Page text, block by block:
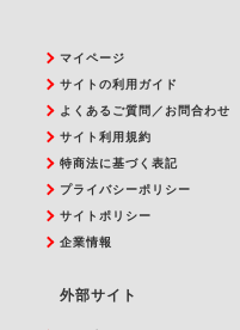
マイページ
サイトの利用ガイド
よくあるご質問／お問合わせ
サイト利用規約
特商法に基づく表記
プライバシーポリシー
サイトポリシー
企業情報
外部サイト